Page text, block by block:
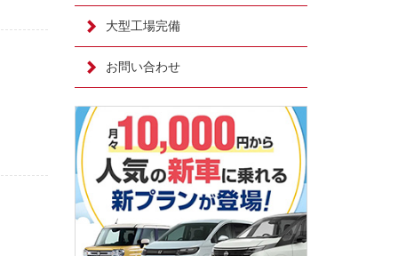
大型工場完備
お問い合わせ